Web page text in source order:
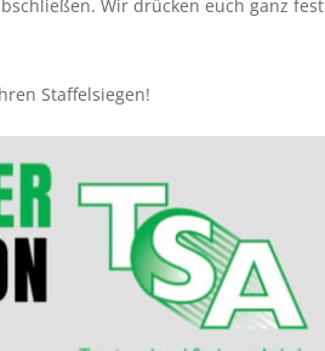
Wir drücken euch ganz fest
Staffelsiegen!